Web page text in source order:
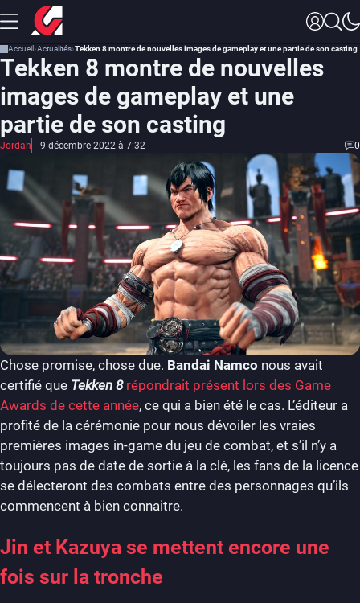
Accueil Actualités Tekken 8 montre de nouvelles images de gameplay et une partie de son casting
Tekken 8 montre de nouvelles
images de gameplay et une
partie de son casting
Jordan 9 décembre 2022 à 7:32 0
Chose promise, chose due. Bandai Namco nous avait
certifié que Tekken 8 répondrait présent lors des Game
Awards de cette année, ce qui a bien été le cas. L’éditeur a
profité de la cérémonie pour nous dévoiler les vraies
premières images in-game du jeu de combat, et s’il n’y a
toujours pas de date de sortie à la clé, les fans de la licence
se délecteront des combats entre des personnages qu’ils
commencent à bien connaitre.
Jin et Kazuya se mettent encore une
fois sur la tronche